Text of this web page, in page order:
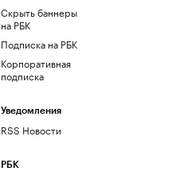
Скрыть баннеры
на РБК
Подписка на РБК
Корпоративная
подписка
Уведомления
RSS Новости
РБК